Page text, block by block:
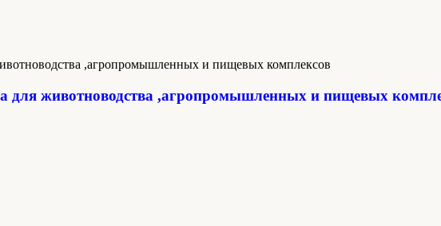
животноводства ,агропромышленных и пищевых